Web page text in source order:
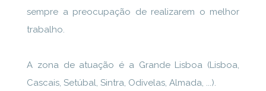
sempre a preocupação de realizarem o melhor
trabalho.
A zona de atuação é a Grande Lisboa (Lisboa,
Cascais, Setúbal, Sintra, Odivelas, Almada, ...).